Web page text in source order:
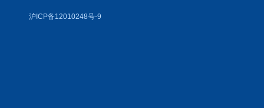
沪ICP备12010248号-9